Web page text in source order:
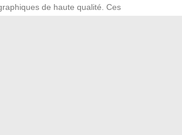
de haute qualité. Ces